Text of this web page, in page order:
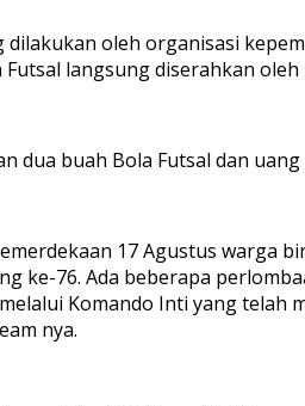
dilakukan oleh organisasi
langsung diserahkan
dua buah Bola Futsal dan
17 Agustus warga
ke-76. Ada beberapa
Komando Inti yang
nya.